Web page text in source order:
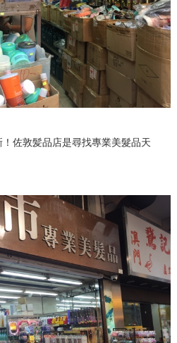
！佐敦髪品店是尋找專業美髮品天